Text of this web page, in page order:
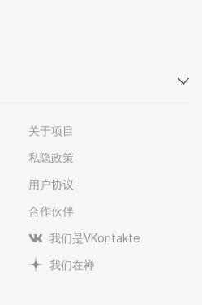
关于项目
私隐政策
用户协议
合作伙伴
我们是VKontakte
我们在禅